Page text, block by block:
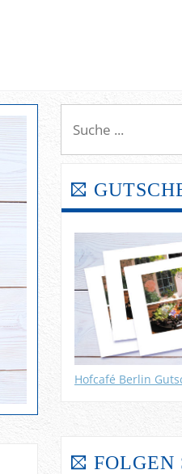
Hofcafé Berlin
FOLGEN